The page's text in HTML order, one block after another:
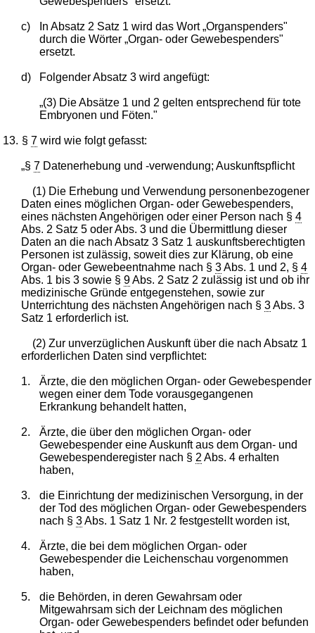
c)
In Absatz 2 Satz 1 wird das Wort „Organspenders"
durch die Wörter „Organ- oder Gewebespenders"
ersetzt.
d) Folgender Absatz 3 wird angefügt:
„(3) Die Absätze 1 und 2 gelten entsprechend für tote
Embryonen und Föten."
13. §7 wird wie folgt gefasst:
„§7 Datenerhebung und -verwendung; Auskunftspflicht
(1) Die Erhebung und Verwendung personenbezogener
Daten eines möglichen Organ- oder Gewebespenders,
eines nächsten Angehörigen oder einer Person nach §4
Abs. 2 Satz 5 oder Abs. 3 und die Übermittlung dieser
Daten an die nach Absatz 3 Satz 1 auskunftsberechtigten
Personen ist zulässig, soweit dies zur Klärung, ob eine
Organ- oder Gewebeentnahme nach §3Abs. 1 und 2, §4
Abs. 1 bis 3 sowie §9Abs. 2 Satz 2 zulässig ist und ob ihr
medizinische Gründe entgegenstehen, sowie zur
Unterrichtung des nächsten Angehörigen nach §3Abs. 3
Satz 1 erforderlich ist.
(2) Zur unverzüglichen Auskunft über die nach Absatz 1
erforderlichen Daten sind verpflichtet:
1.
Ärzte, die den möglichen Organ- oder Gewebespender
wegen einer dem Tode vorausgegangenen
Erkrankung behandelt hatten,
2.
Ärzte, die über den möglichen Organ- oder
Gewebespender eine Auskunft aus dem Organ- und
Gewebespenderegister nach § 2 Abs. 4 erhalten
haben,
3.
die Einrichtung der medizinischen Versorgung, in der
der Tod des möglichen Organ- oder Gewebespenders
nach § 3Abs. 1 Satz 1 Nr. 2 festgestellt worden ist,
4.
Ärzte, die bei dem möglichen Organ- oder
Gewebespender die Leichenschau vorgenommen
haben,
5.
die Behörden, in deren Gewahrsam oder
Mitgewahrsam sich der Leichnam des möglichen
Organ- oder Gewebespenders befindet oder befunden